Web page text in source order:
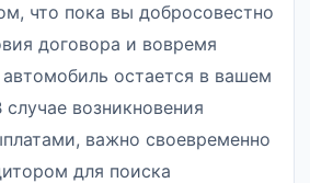
что пока вы добросовестно
договора и вовремя
остается в вашем
возникновения
важно своевременно
для поиска